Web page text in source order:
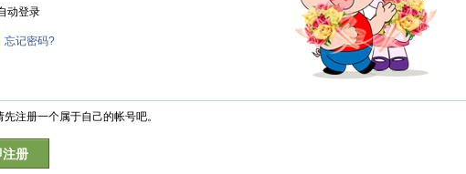
动登录
忘记密码?
注册一个属于自己的帐号吧。
注册